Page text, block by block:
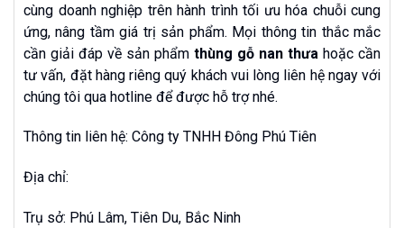
cùng doanh nghiệp trên hành trình tối ưu hóa chuỗi cung
ứng, nâng tầm giá trị sản phẩm. Mọi thông tin thắc mắc
cần giải đáp về sản phẩm thùng gỗ nan thưa hoặc cần
tư vấn, đặt hàng riêng quý khách vui lòng liên hệ ngay với
chúng tôi qua hotline để được hỗ trợ nhé.
Thông tin liên hệ: Công ty TNHH Đông Phú Tiên
Địa chỉ:
Trụ sở: Phú Lâm, Tiên Du, Bắc Ninh